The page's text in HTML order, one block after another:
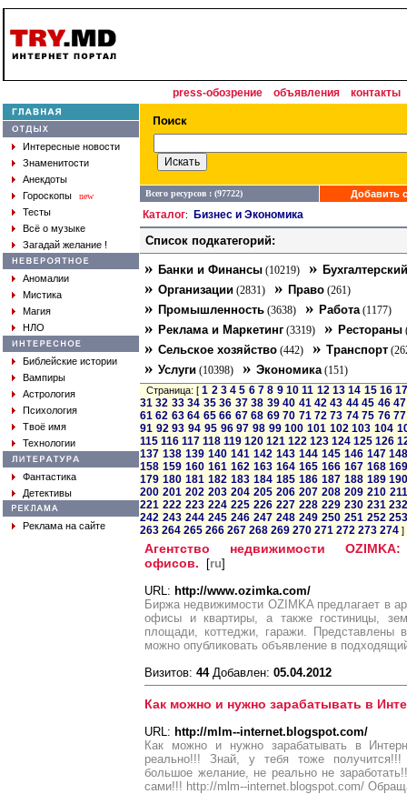
press-обозрение объявления контакты
Интересные новости
Знаменитости
Анекдоты
Гороскопы
new
Тесты
Всё о музыке
Загадай желание !
Аномалии
Мистика
Магия
НЛО
Библейские истории
Вампиры
Астрология
Психология
Твоё имя
Технологии
Фантастика
Детективы
Реклама на сайте
Всего ресурсов : (97722) Добавить
Каталог: Бизнес и Экономика
Список подкатегорий:
» Банки и Финансы (10219) »
» Организации (2831) » Право (261)
» Промышленность (3638) » Работа(1177)
» Реклама и Маркетинг (3319) » Рестораны
» Сельское хозяйство (442) » Транспорт
» Услуги (10398) » Экономика(151)
Страница: [1 2 3 4 5 6 7 8 9 10 11 12 13 14 15 16
31 32 33 34 35 36 37 38 39 40 41 42 43 44 45 46 47
61 62 63 64 65 66 67 68 69 70 71 72 73 74 75 76 77
91 92 93 94 95 96 97 98 99 100 101 102 103 104
115 116 117 118 119 120 121 122 123 124 125 126
137 138 139 140 141 142 143 144 145 146 147
158 159 160 161 162 163 164 165 166 167 168
179 180 181 182 183 184 185 186 187 188 189
200 201 202 203 204 205 206 207 208 209 210 211
221 222 223 224 225 226 227 228 229 230 231
242 243 244 245 246 247 248 249 250 251 252
263 264 265 266 267 268 269 270 271 272 273 274 ]
Агентство недвижимости
офисов. [ru]
URL: http://www.ozimka.com/
Биржа недвижимости OZIMKA предлагает в
офисы и квартиры, а также гостиницы,
площади, коттеджи, гаражи. Представлены
можно опубликовать объявление в
Визитов: 44Добавлен: 05.04.2012
Как можно и нужно зарабатывать в
URL: http://mlm--internet.blogspot.com/
Как можно и нужно зарабатывать в
реально!!! Знай, у тебя тоже
большое желание, не реально не
сами!!! http://mlm--internet.blogspot.com/